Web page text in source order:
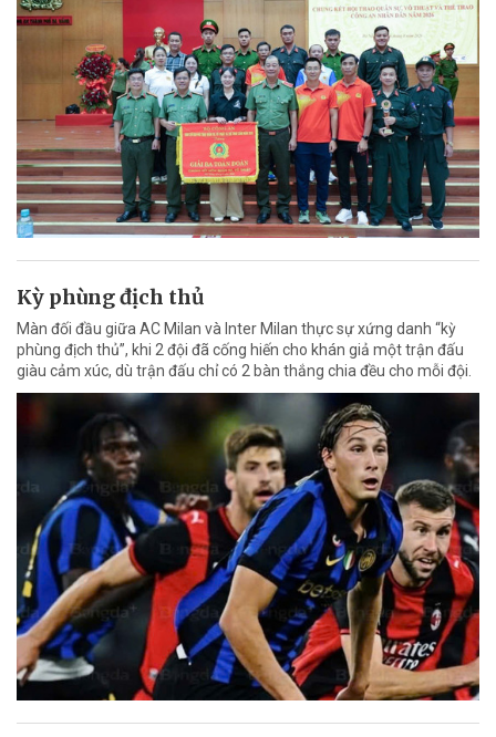
Kỳ phùng địch thủ
Màn đối đầu giữa AC Milan và Inter Milan thực sự xứng danh “kỳ
phùng địch thủ”, khi 2 đội đã cống hiến cho khán giả một trận đấu
giàu cảm xúc, dù trận đấu chỉ có 2 bàn thắng chia đều cho mỗi đội.